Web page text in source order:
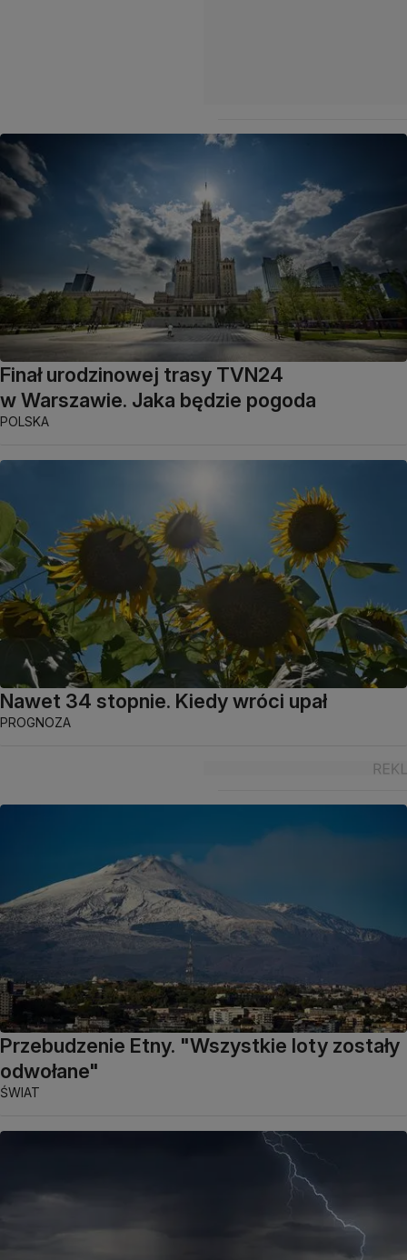
Finał urodzinowej trasy TVN24
w Warszawie. Jaka będzie pogoda
POLSKA
Nawet 34 stopnie. Kiedy wróci upał
PROGNOZA
Przebudzenie Etny. "Wszystkie loty zostały
odwołane"
ŚWIAT